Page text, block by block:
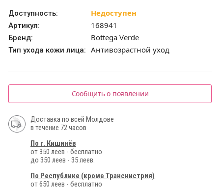
Доступность: Недоступен
Артикул: 168941
Бренд: Bottega Verde
Тип ухода кожи лица: Антивозрастной уход
Сообщить о появлении
Доставка по всей Молдове
в течение 72 часов
По г. Кишинёв
от 350 леев - бесплатно
до 350 леев - 35 леев.
По Республике (кроме Транснистрия)
от 650 леев - бесплатно